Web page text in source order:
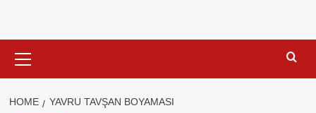
Menu
HOME YAVRU TAVŞAN BOYAMASI